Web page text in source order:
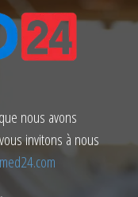
nous avons
invitons à nous